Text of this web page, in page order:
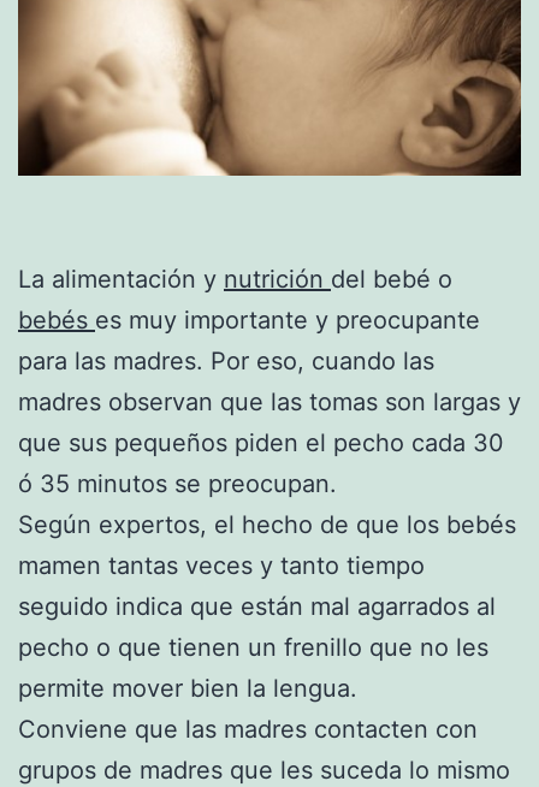
La alimentación y nutrición del bebé o
bebés es muy importante y preocupante
para las madres. Por eso, cuando las
madres observan que las tomas son largas y
que sus pequeños piden el pecho cada 30
ó 35 minutos se preocupan.
Según expertos, el hecho de que los bebés
mamen tantas veces y tanto tiempo
seguido indica que están mal agarrados al
pecho o que tienen un frenillo que no les
permite mover bien la lengua.
Conviene que las madres contacten con
grupos de madres que les suceda lo mismo